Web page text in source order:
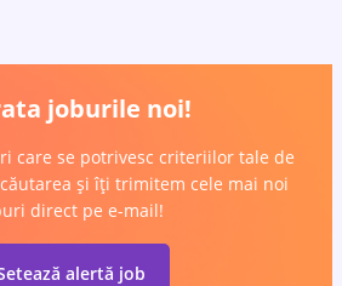
joburile noi!
care se potrivesc criteriilor tale de
și îți trimitem cele mai noi
direct pe e-mail!
alertă job